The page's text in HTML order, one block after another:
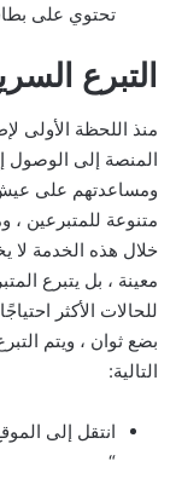
تحتوي على
التبرع
منذ اللحظة الأولى
المنصة إلى الوصول
ومساعدتهم على
متنوعة للمتبرعين ،
خلال هذه الخدمة لا
معينة ، بل يتبرع
للحالات الأكثر
بضع ثوان ، ويتم
التالية:
انتقل إلى
“